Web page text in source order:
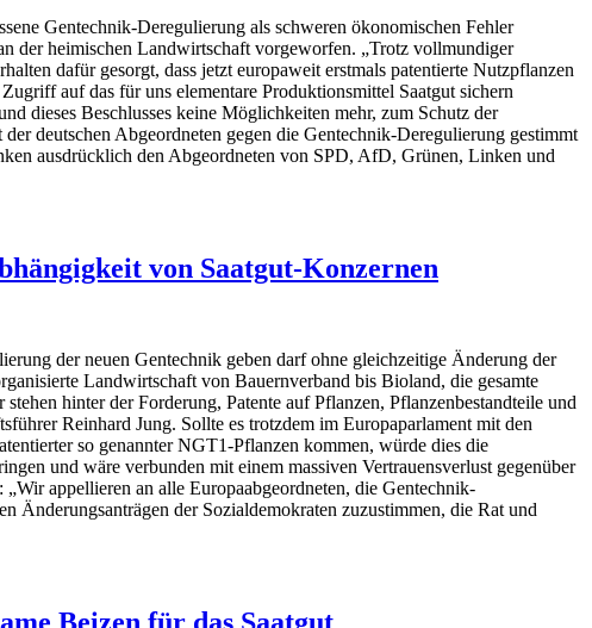
Gentechnik-Deregulierung als schweren ökonomischen Fehler
der heimischen Landwirtschaft vorgeworfen. „Trotz vollmundiger
dafür gesorgt, dass jetzt europaweit erstmals patentierte Nutzpflanzen
auf das für uns elementare Produktionsmittel Saatgut sichern
dieses Beschlusses keine Möglichkeiten mehr, zum Schutz der
deutschen Abgeordneten gegen die Gentechnik-Deregulierung gestimmt
ausdrücklich den Abgeordneten von SPD, AfD, Grünen, Linken und
von Saatgut-Konzernen
der neuen Gentechnik geben darf ohne gleichzeitige Änderung der
Landwirtschaft von Bauernverband bis Bioland, die gesamte
hinter der Forderung, Patente auf Pflanzen, Pflanzenbestandteile und
Reinhard Jung. Sollte es trotzdem im Europaparlament mit den
so genannter NGT1-Pflanzen kommen, würde dies die
und wäre verbunden mit einem massiven Vertrauensverlust gegenüber
appellieren an alle Europaabgeordneten, die Gentechnik-
Änderungsanträgen der Sozialdemokraten zuzustimmen, die Rat und
Beizen für das Saatgut